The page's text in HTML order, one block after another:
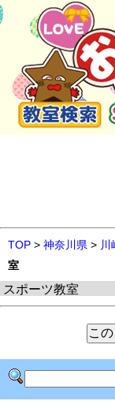
TOP > 神奈川県 >
室